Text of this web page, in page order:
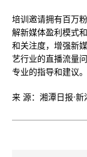
培训邀请拥有百万
解新媒体盈利模式
和关注度，增强新
艺行业的直播流量
专业的指导和建议。
来 源：湘潭日报·